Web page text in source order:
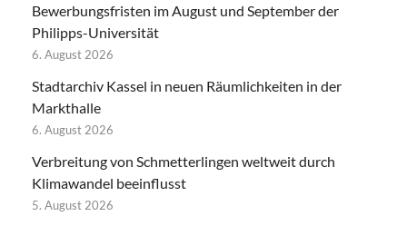
Bewerbungsfristen im August und September der
Philipps-Universität
6. August 2026
Stadtarchiv Kassel in neuen Räumlichkeiten in der
Markthalle
6. August 2026
Verbreitung von Schmetterlingen weltweit durch
Klimawandel beeinflusst
5. August 2026